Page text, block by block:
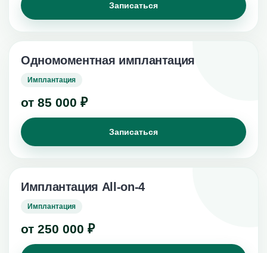
Записаться
Одномоментная имплантация
Имплантация
от 85 000 ₽
Записаться
Имплантация All-on-4
Имплантация
от 250 000 ₽